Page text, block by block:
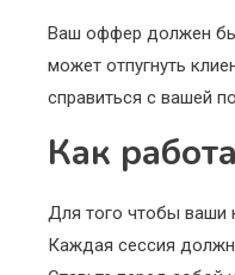
Ваш оффер должен
может отпугнуть
справиться с вашей
Как
Для того чтобы ваши
Каждая сессия